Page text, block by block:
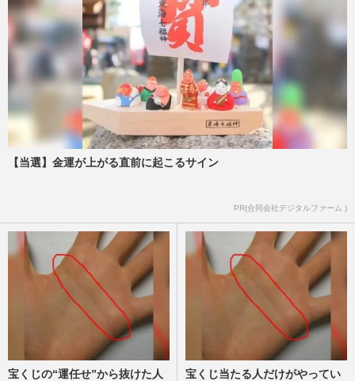
【当選】金運が上がる直前に起こるサイン
PR(合同会社デジタルファーム )
宝くじの“運任せ”から抜けた人
宝くじ当たる人だけがやってい